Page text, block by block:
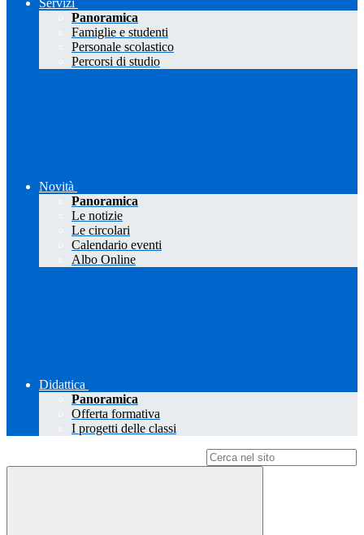
Servizi
Panoramica
Famiglie e studenti
Personale scolastico
Percorsi di studio
Novità
Panoramica
Le notizie
Le circolari
Calendario eventi
Albo Online
Didattica
Panoramica
Offerta formativa
I progetti delle classi